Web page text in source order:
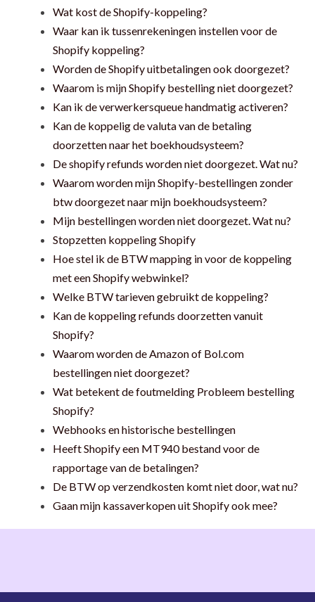
Wat kost de Shopify-koppeling?
Waar kan ik tussenrekeningen instellen voor de
Shopify koppeling?
Worden de Shopify uitbetalingen ook doorgezet?
Waarom is mijn Shopify bestelling niet doorgezet?
Kan ik de verwerkersqueue handmatig activeren?
Kan de koppelig de valuta van de betaling
doorzetten naar het boekhoudsysteem?
De shopify refunds worden niet doorgezet. Wat nu?
Waarom worden mijn Shopify-bestellingen zonder
btw doorgezet naar mijn boekhoudsysteem?
Mijn bestellingen worden niet doorgezet. Wat nu?
Stopzetten koppeling Shopify
Hoe stel ik de BTW mapping in voor de koppeling
met een Shopify webwinkel?
Welke BTW tarieven gebruikt de koppeling?
Kan de koppeling refunds doorzetten vanuit
Shopify?
Waarom worden de Amazon of Bol.com
bestellingen niet doorgezet?
Wat betekent de foutmelding Probleem bestelling
Shopify?
Webhooks en historische bestellingen
Heeft Shopify een MT940 bestand voor de
rapportage van de betalingen?
De BTW op verzendkosten komt niet door, wat nu?
Gaan mijn kassaverkopen uit Shopify ook mee?